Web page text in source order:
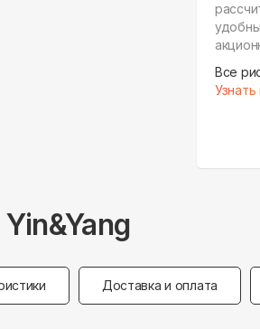
Все
Yin&Yang
Доставка и оплата